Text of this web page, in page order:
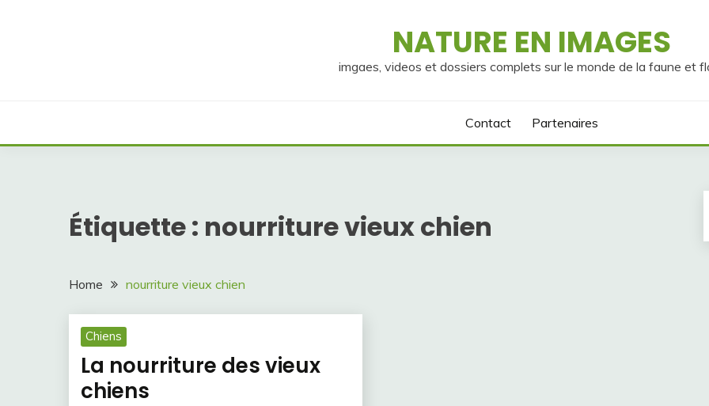
NATURE EN IMAGES
imgaes, videos et dossiers complets sur le monde de la faune et
Contact Partenaires
Étiquette : nourriture vieux chien
Home nourriture vieux chien
Chiens
La nourriture des vieux
chiens